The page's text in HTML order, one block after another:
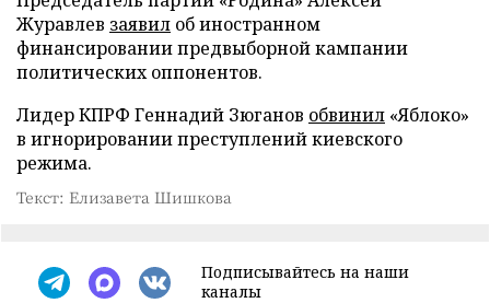
Журавлев заявил об иностранном
финансировании предвыборной кампании
политических оппонентов.
Лидер КПРФ Геннадий Зюганов обвинил «Яблоко»
в игнорировании преступлений киевского
режима.
Текст: Елизавета Шишкова
Подписывайтесь на наши
каналы